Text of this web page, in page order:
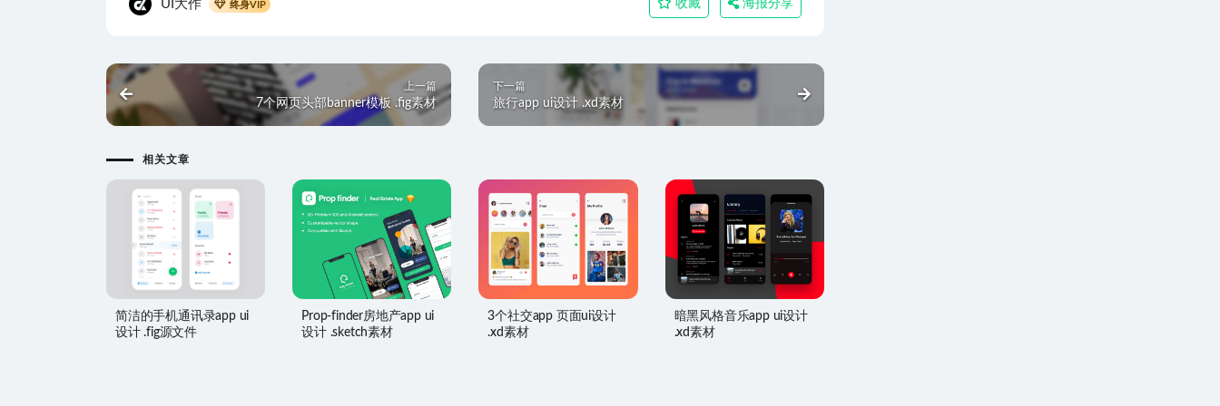
UI大作 终身VIP 收藏 海报分享
上一篇
7个网页头部banner模板 .fig素材
下一篇
旅行app ui设计 .xd素材
相关文章
简洁的手机通讯录app ui
设计 .fig源文件
Prop-finder房地产app ui
设计 .sketch素材
3个社交app 页面ui设计
.xd素材
暗黑风格音乐app ui设计
.xd素材